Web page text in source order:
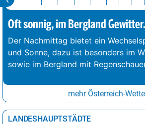
Stimmersee
Wolfgangsee 22°
Oft sonnig, im Bergland
Der Nachmittag bietet ein
und Sonne, dazu ist besonders im
sowie im Bergland mit
mehr Österreich-
LANDESHAUPTSTÄDTE